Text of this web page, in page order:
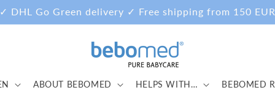
✓ DHL Go Green delivery ✓ Free shipping from 150 EUR
ABOUT BEBOMED HELPS WITH… BEBOMED